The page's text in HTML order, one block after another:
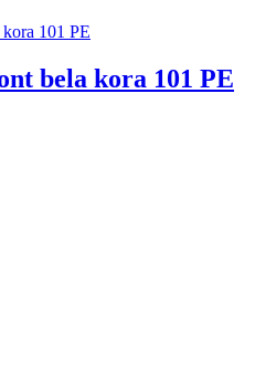
bela kora 101 PE